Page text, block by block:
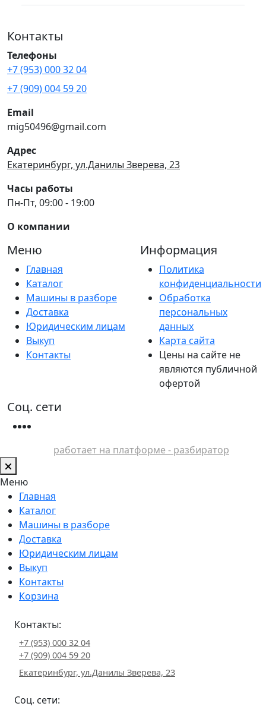
Контакты
Телефоны
+7 (953) 000 32 04
+7 (909) 004 59 20
Email
mig50496@gmail.com
Адрес
Екатеринбург, ул.Данилы Зверева, 23
Часы работы
Пн-Пт, 09:00 - 19:00
О компании
Меню
Главная
Каталог
Машины в разборе
Доставка
Юридическим лицам
Выкуп
Контакты
Информация
Политика
конфиденциальности
Обработка
персональных
данных
Карта сайта
Цены на сайте не
являются публичной
офертой
Соц. сети
работает на платформе - разбиратор
Меню
Главная
Каталог
Машины в разборе
Доставка
Юридическим лицам
Выкуп
Контакты
Корзина
Контакты:
+7 (953) 000 32 04
+7 (909) 004 59 20
Екатеринбург, ул.Данилы Зверева, 23
Соц. сети: